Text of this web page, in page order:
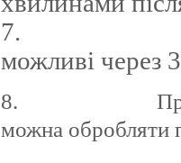
7.
можливі через
8.
можна обробляти